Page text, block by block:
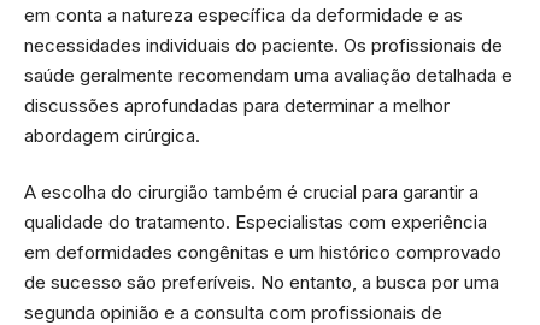
em conta a natureza específica da deformidade e as
necessidades individuais do paciente. Os profissionais de
saúde geralmente recomendam uma avaliação detalhada e
discussões aprofundadas para determinar a melhor
abordagem cirúrgica.
A escolha do cirurgião também é crucial para garantir a
qualidade do tratamento. Especialistas com experiência
em deformidades congênitas e um histórico comprovado
de sucesso são preferíveis. No entanto, a busca por uma
segunda opinião e a consulta com profissionais de